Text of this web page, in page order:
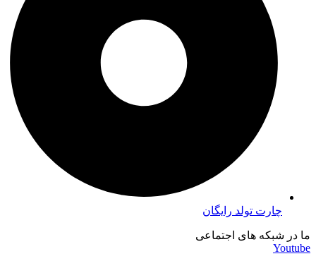
چارت تولد رایگان
ما در شبکه های اجتماعی
Youtube